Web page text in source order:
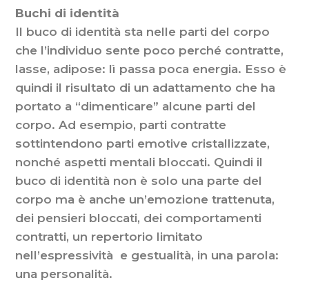
Buchi di identità
Il buco di identità sta nelle parti del corpo
che l’individuo sente poco perché contratte,
lasse, adipose: lì passa poca energia. Esso è
quindi il risultato di un adattamento che ha
portato a “dimenticare” alcune parti del
corpo. Ad esempio, parti contratte
sottintendono parti emotive cristallizzate,
nonché aspetti mentali bloccati. Quindi il
buco di identità non è solo una parte del
corpo ma è anche un’emozione trattenuta,
dei pensieri bloccati, dei comportamenti
contratti, un repertorio limitato
nell’espressività e gestualità, in una parola:
una personalità.